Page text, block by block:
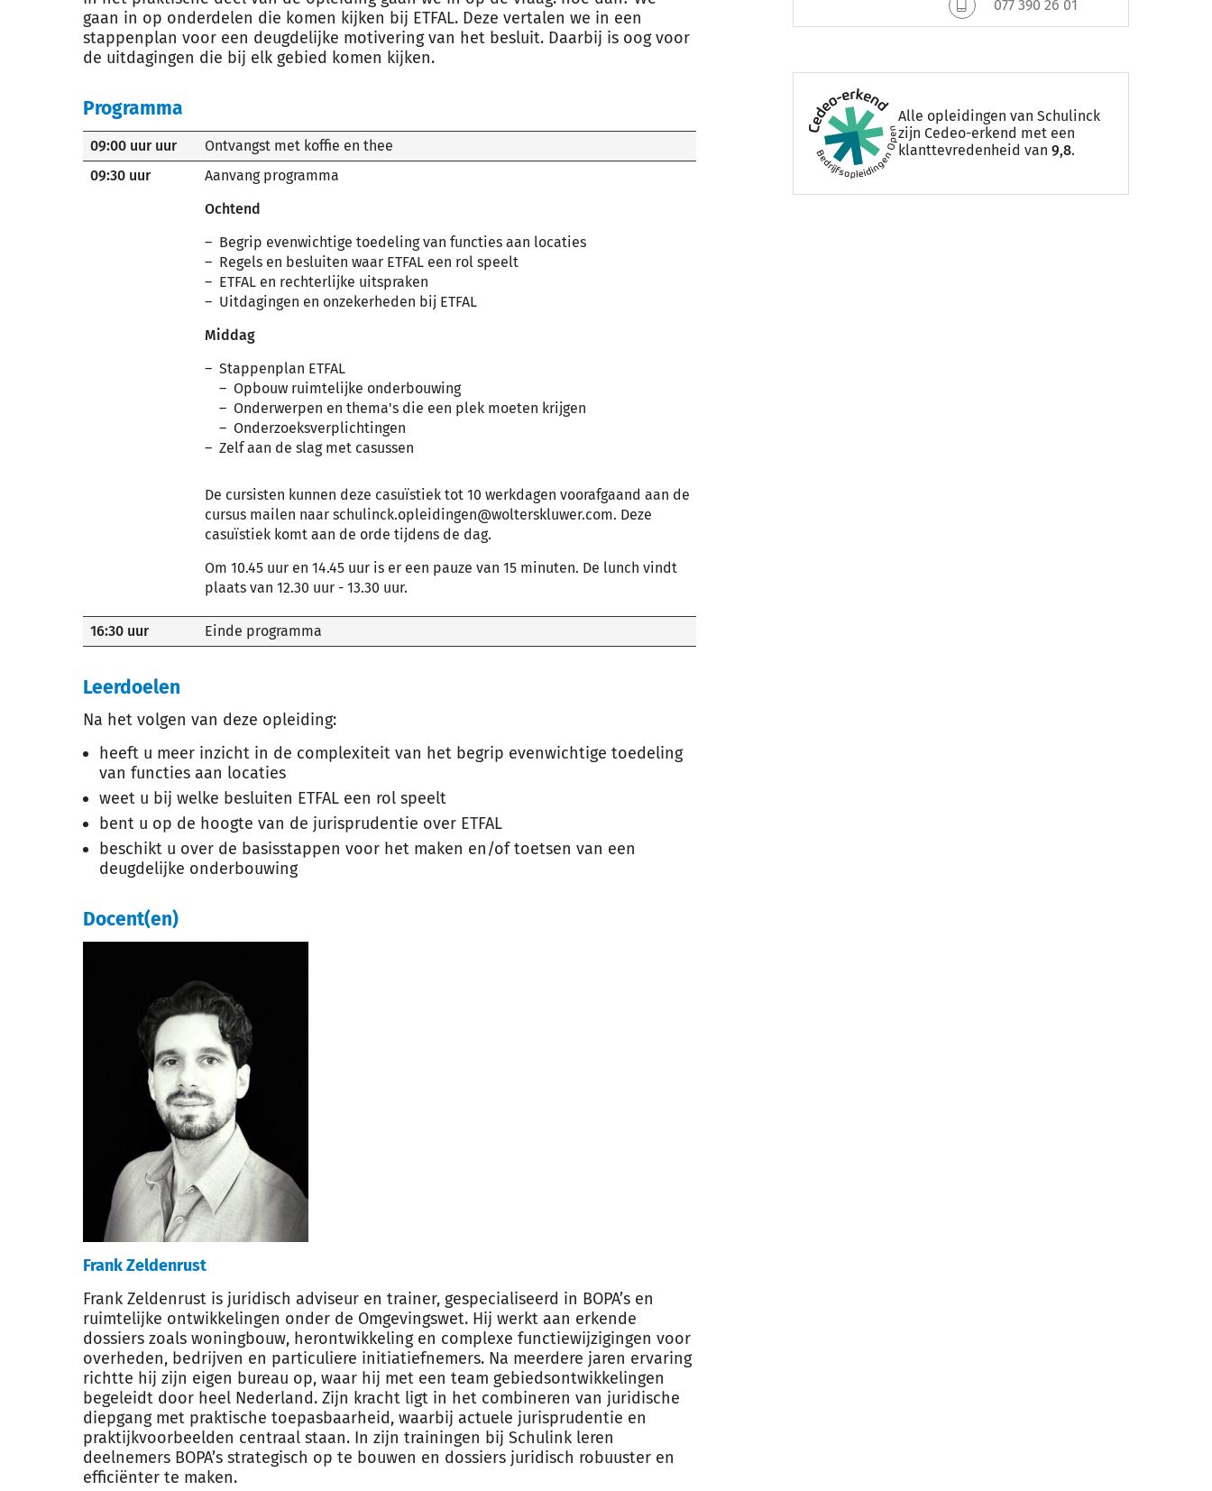
gaan in op onderdelen die komen kijken bij ETFAL. Deze vertalen we in een
stappenplan voor een deugdelijke motivering van het besluit. Daarbij is oog voor
de uitdagingen die bij elk gebied komen kijken.
Programma
09:00 uur uur
Ontvangst met koffie en thee
09:30 uur
Aanvang programma
Ochtend
Begrip evenwichtige toedeling van functies aan locaties
Regels en besluiten waar ETFAL een rol speelt
ETFAL en rechterlijke uitspraken
Uitdagingen en onzekerheden bij ETFAL
Middag
Stappenplan ETFAL
Opbouw ruimtelijke onderbouwing
Onderwerpen en thema's die een plek moeten krijgen
Onderzoeksverplichtingen
Zelf aan de slag met casussen
De cursisten kunnen deze casuïstiek tot 10 werkdagen voorafgaand aan de
cursus mailen naar schulinck.opleidingen@wolterskluwer.com. Deze
casuïstiek komt aan de orde tijdens de dag.
Om 10.45 uur en 14.45 uur is er een pauze van 15 minuten. De lunch vindt
plaats van 12.30 uur - 13.30 uur.
16:30 uur Einde programma
Leerdoelen
Na het volgen van deze opleiding:
heeft u meer inzicht in de complexiteit van het begrip evenwichtige toedeling
van functies aan locaties
weet u bij welke besluiten ETFAL een rol speelt
bent u op de hoogte van de jurisprudentie over ETFAL
beschikt u over de basisstappen voor het maken en/of toetsen van een
deugdelijke onderbouwing
Docent(en)
Frank Zeldenrust
Frank Zeldenrust is juridisch adviseur en trainer, gespecialiseerd in BOPA’s en
ruimtelijke ontwikkelingen onder de Omgevingswet. Hij werkt aan erkende
dossiers zoals woningbouw, herontwikkeling en complexe functiewijzigingen voor
overheden, bedrijven en particuliere initiatiefnemers. Na meerdere jaren ervaring
richtte hij zijn eigen bureau op, waar hij met een team gebiedsontwikkelingen
begeleidt door heel Nederland. Zijn kracht ligt in het combineren van juridische
diepgang met praktische toepasbaarheid, waarbij actuele jurisprudentie en
praktijkvoorbeelden centraal staan. In zijn trainingen bij Schulink leren
deelnemers BOPA’s strategisch op te bouwen en dossiers juridisch robuuster en
efficiënter te maken.
077 390 26 01
Alle opleidingen van Schulinck
zijn Cedeo-erkend met een
klanttevredenheid van 9,8.